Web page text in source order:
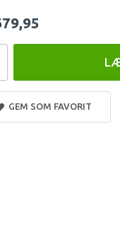
GEM SOM FAVORIT